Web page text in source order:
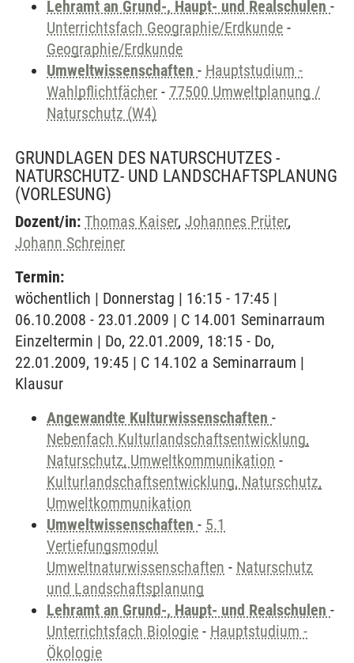
Lehramt an Grund-, Haupt- und Realschulen -
Unterrichtsfach Geographie/Erdkunde -
Geographie/Erdkunde
Umweltwissenschaften - Hauptstudium -
Wahlpflichtfächer - 77500 Umweltplanung /
Naturschutz (W4)
GRUNDLAGEN DES NATURSCHUTZES -
NATURSCHUTZ- UND LANDSCHAFTSPLANUNG
(VORLESUNG)
Dozent/in: Thomas Kaiser, Johannes Prüter,
Johann Schreiner
Termin:
wöchentlich | Donnerstag | 16:15 - 17:45 |
06.10.2008 - 23.01.2009 | C 14.001 Seminarraum
Einzeltermin | Do, 22.01.2009, 18:15 - Do,
22.01.2009, 19:45 | C 14.102 a Seminarraum |
Klausur
Angewandte Kulturwissenschaften -
Nebenfach Kulturlandschaftsentwicklung,
Naturschutz, Umweltkommunikation -
Kulturlandschaftsentwicklung, Naturschutz,
Umweltkommunikation
Umweltwissenschaften - 5.1
Vertiefungsmodul
Umweltnaturwissenschaften - Naturschutz
und Landschaftsplanung
Lehramt an Grund-, Haupt- und Realschulen -
Unterrichtsfach Biologie - Hauptstudium -
Ökologie